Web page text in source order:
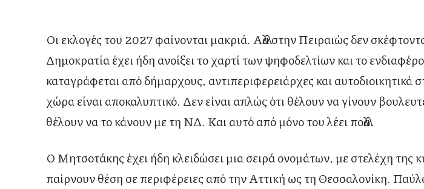
Οι εκλογές του 2027 φαίνονται μακριά. Αλλά στην Πειραιώς δεν
Δημοκρατία έχει ήδη ανοίξει το χαρτί των ψηφοδελτίων και το
καταγράφεται από δήμαρχους, αντιπεριφερειάρχες και αυτοδιοικητικά
χώρα είναι αποκαλυπτικό. Δεν είναι απλώς ότι θέλουν να γίνουν
θέλουν να το κάνουν με τη ΝΔ. Και αυτό από μόνο του λέει πολλά.
Ο Μητσοτάκης έχει ήδη κλειδώσει μια σειρά ονομάτων, με στελέχη της
παίρνουν θέση σε περιφέρειες από την Αττική ως τη Θεσσαλονίκη.